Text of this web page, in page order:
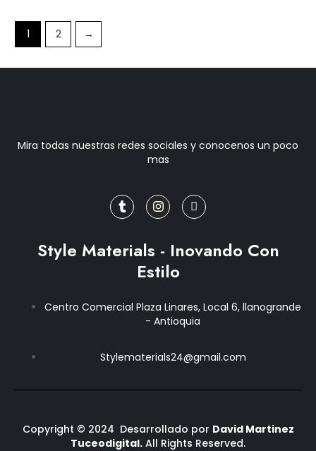
1 2 →
Mira todas nuestras redes sociales y conocenos un poco
mas
m
b
s
t
r
a
m
i
-
c
e
k
-
Style Materials - Inovando Con
Estilo
Centro Comercial Plaza Linares, Local 6, llanogrande
- Antioquia
Stylematerials24@gmail.com
Copyright © 2024 Desarrollado por David Martinez
Tuceodigital. All Rights Reserved.